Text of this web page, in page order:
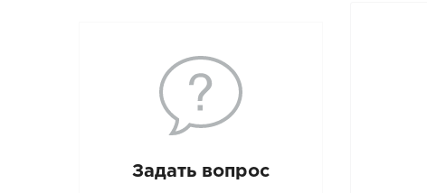
Задать вопрос